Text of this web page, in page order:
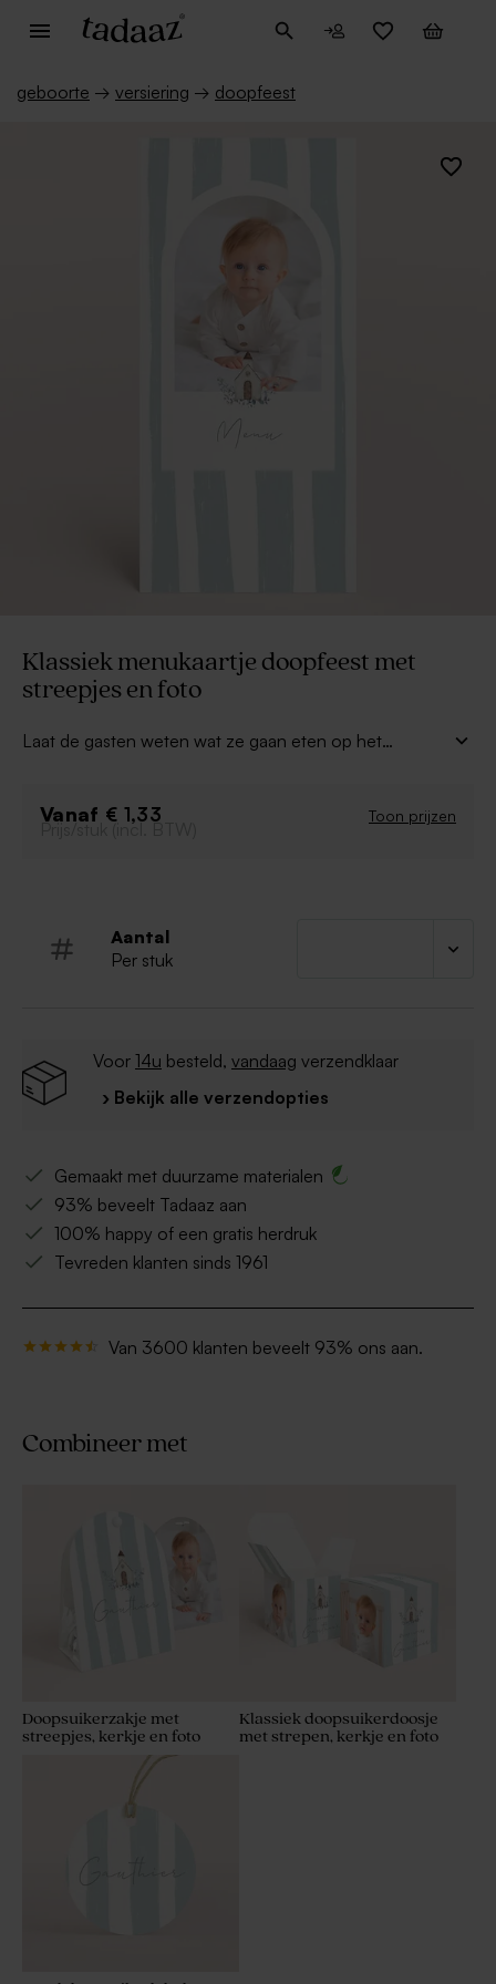
geboorte → versiering → doopfeest
Klassiek menukaartje doopfeest met
streepjes en foto
Laat de gasten weten wat ze gaan eten op het
het kaartje met de naam en een foto van je kleintje
Vanaf € 1,33 Toon prijzen
Prijs/stuk (incl. BTW)
Aantal
Per stuk
Voor 14u besteld, vandaag verzendklaar
› Bekijk alle verzendopties
Gemaakt met duurzame materialen
93% beveelt Tadaaz aan
100% happy of een gratis herdruk
Tevreden klanten sinds 1961
Van 3600 klanten beveelt 93% ons aan.
Combineer met
Doopsuikerzakje met
streepjes, kerkje en foto
Klassiek doopsuikerdoosje
met strepen, kerkje en foto